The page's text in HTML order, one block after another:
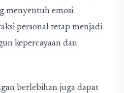
menyentuh emosi
personal tetap menjadi
kepercayaan dan
berlebihan juga dapat